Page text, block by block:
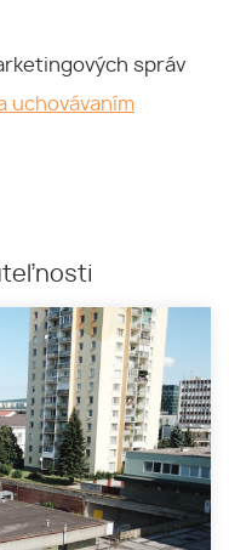
správ
uchovávaním